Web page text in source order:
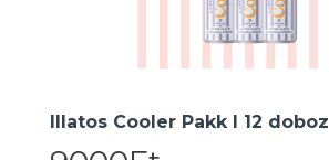
Illatos Cooler Pakk I 12 doboz